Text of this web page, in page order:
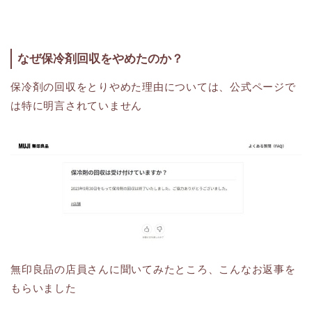
なぜ保冷剤回収をやめたのか？
保冷剤の回収をとりやめた理由については、公式ページで
は特に明言されていません
無印良品の店員さんに聞いてみたところ、こんなお返事を
もらいました